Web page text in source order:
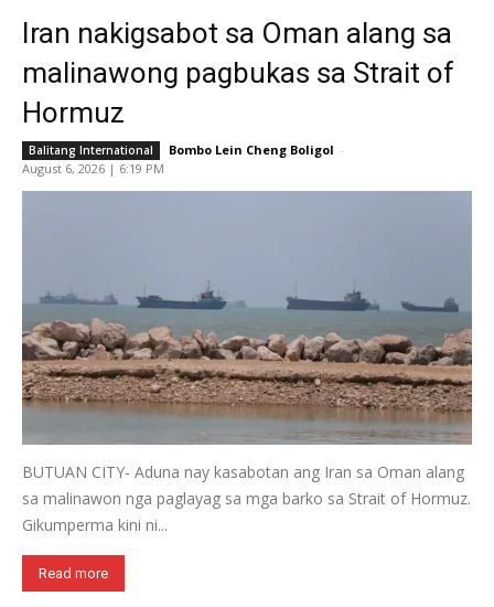
Iran nakigsabot sa Oman alang sa
malinawong pagbukas sa Strait of
Hormuz
Balitang International Bombo Lein Cheng Boligol -
August 6, 2026 | 6:19 PM
BUTUAN CITY- Aduna nay kasabotan ang Iran sa Oman alang
sa malinawon nga paglayag sa mga barko sa Strait of Hormuz.
Gikumperma kini ni...
Read more